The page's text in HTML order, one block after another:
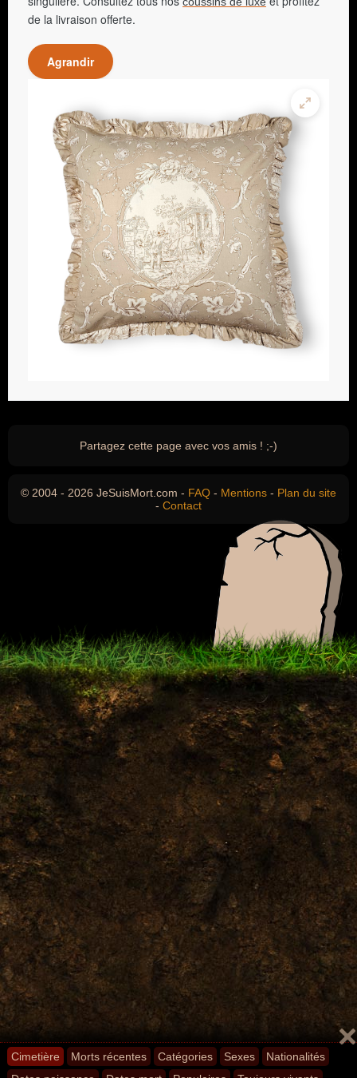
Cimetière Morts récentes Catégories Sexes
Nationalités
de la livraison offerte.
Agrandir
Partagez cette page avec vos amis ! ;-)
© 2004 - 2026 JeSuisMort.com - FAQ - Mentions - Plan du site
- Contact